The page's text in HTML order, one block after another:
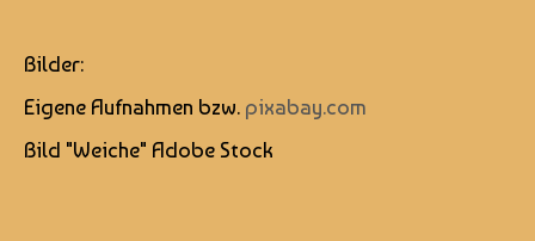
Bilder:
Eigene Aufnahmen bzw. pixabay.com
Bild "Weiche" Adobe Stock